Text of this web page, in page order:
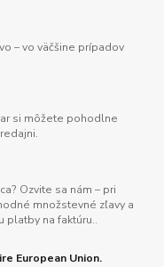
– vo väčšine prípadov
si môžete pohodlne
Ozvite sa nám – pri
množstevné zľavy a
platby na faktúru..
European Union.